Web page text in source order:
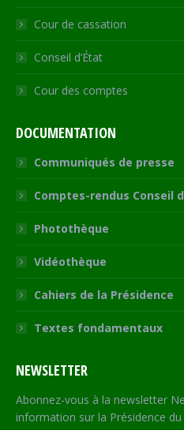
Cour de cassation
Conseil d’État
Cour des comptes
DOCUMENTATION
Communiqués de presse
Comptes-rendus Conseil
Photothèque
Vidéothèque
Cahiers de la Présidence
Textes fondamentaux
NEWSLETTER
Abonnez-vous à la newsletter
information sur la Présidence du